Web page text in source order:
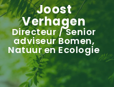
Joost
Verhagen
Directeur / Senior
adviseur Bomen,
Natuur en Ecologie